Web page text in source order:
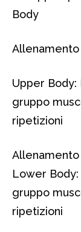
Body
Allenamento
Upper
gruppo
ripetizioni
Allenamento
Lower
gruppo
ripetizioni